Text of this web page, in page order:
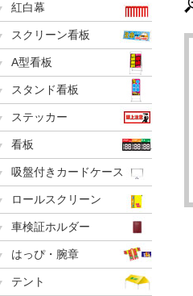
紅白幕
スクリーン看板
A型看板
スタンド看板
ステッカー
看板
吸盤付きカードケース
ロールスクリーン
車検証ホルダー
はっぴ・腕章
テント